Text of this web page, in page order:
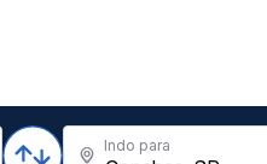
Indo para